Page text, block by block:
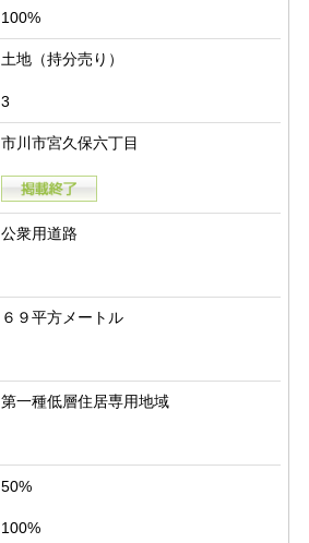
100%
土地（持分売り）
3
市川市宮久保六丁目
公衆用道路
６９平方メートル
第一種低層住居専用地域
50%
100%